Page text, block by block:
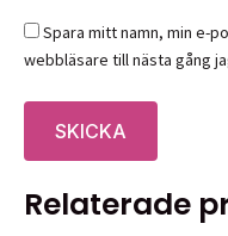
Spara mitt namn, min e-
webbläsare till nästa gång
Relaterade